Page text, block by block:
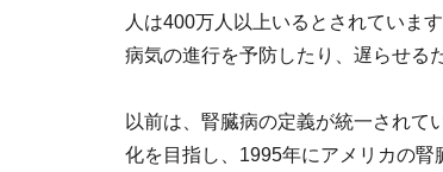
人は400万人以上いるとされていま
病気の進行を予防したり、遅らせる
以前は、腎臓病の定義が統一されて
化を目指し、1995年にアメリカの